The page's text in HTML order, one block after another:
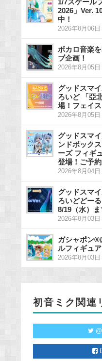
1/7スケール
2026」Ver.
中！
2026年8月06日
ボカロ音楽
ブ企画！
2026年8月05日
グッドスマ
ろいど 「亞
場！フェイ
2026年8月05日
グッドスマ
ンドボック
ーズ フィギ
登場！ご予約
2026年8月04日
グッドスマ
ろいどどー
8/19（水）ま
2026年8月03日
ガシャポン®
ルフィギュ
2026年8月03日
初音ミク関連